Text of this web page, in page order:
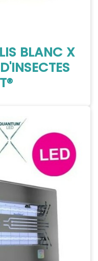
BLANC X